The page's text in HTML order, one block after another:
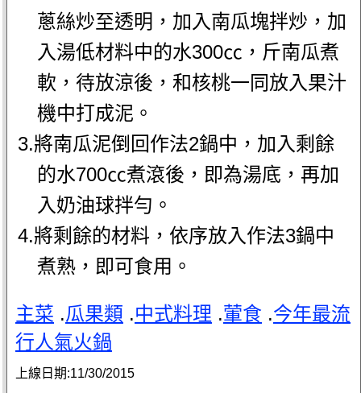
蔥絲炒至透明，加入南瓜塊拌炒，加
入湯低材料中的水300㏄，斤南瓜煮
軟，待放涼後，和核桃一同放入果汁
機中打成泥。
3.將南瓜泥倒回作法2鍋中，加入剩餘
的水700㏄煮滾後，即為湯底，再加
入奶油球拌勻。
4.將剩餘的材料，依序放入作法3鍋中
煮熟，即可食用。
主菜 .瓜果類 .中式料理 .葷食 .今年最流
行人氣火鍋
上線日期:11/30/2015